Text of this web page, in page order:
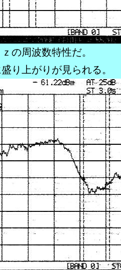
の周波数特性だ。
り上がりが見られる。